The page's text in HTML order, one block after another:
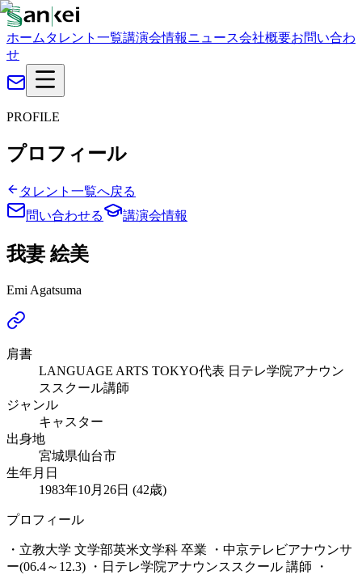
ホーム タレント一覧講演会情報ニュース会社概要お問い合わ
せ
PROFILE
プロフィール
タレント一覧へ戻る
問い合わせる
講演会情報
我妻 絵美
Emi Agatsuma
肩書
LANGUAGE ARTS TOKYO代表 日テレ学院アナウン
ススクール講師
ジャンル
キャスター
出身地
宮城県仙台市
生年月日
1983年10月26日 (42歳)
プロフィール
・立教大学 文学部英米文学科 卒業 ・中京テレビアナウンサ
ー(06.4～12.3) ・日テレ学院アナウンススクール 講師 ・